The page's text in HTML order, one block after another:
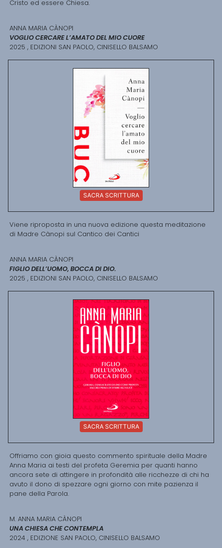
Cristo ed essere Chiesa.
ANNA MARIA CÀNOPI
VOGLIO CERCARE L’AMATO DEL MIO CUORE
2025 , EDIZIONI SAN PAOLO, CINISELLO BALSAMO
SACRA SCRITTURA
Viene riproposta in una nuova edizione questa meditazione
di Madre Cànopi sul Cantico dei Cantici
ANNA MARIA CÀNOPI
FIGLIO DELL’UOMO, BOCCA DI DIO.
2025 , EDIZIONI SAN PAOLO, CINISELLO BALSAMO
SACRA SCRITTURA
Offriamo con gioia questo commento spirituale della Madre
Anna Maria ai testi del profeta Geremia per quanti hanno
ancora sete di attingere in profondità alle ricchezze di chi ha
avuto il dono di spezzare ogni giorno con mite pazienza il
pane della Parola.
M. ANNA MARIA CÀNOPI
UNA CHIESA CHE CONTEMPLA
2024 , EDIZIONE SAN PAOLO, CINISELLO BALSAMO